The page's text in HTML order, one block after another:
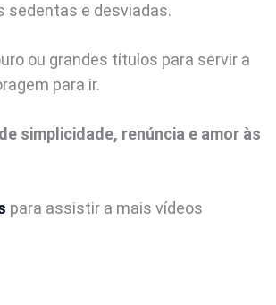
sedentas e desviadas.
ou grandes títulos para servir a
para ir.
simplicidade, renúncia e amor às
para assistir a mais vídeos